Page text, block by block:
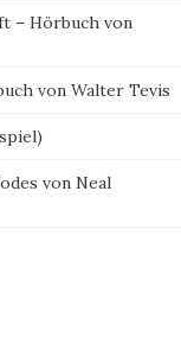
– Hörbuch von
von Walter Tevis
von Neal